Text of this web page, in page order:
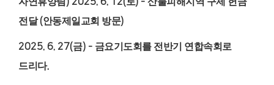
전달(안동제일교회 방문)
2025. 6. 27(금) - 금요기도회를 전반기 연합속회로
드리다.